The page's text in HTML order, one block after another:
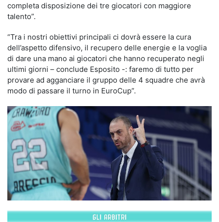
completa disposizione dei tre giocatori con maggiore
talento”.
“Tra i nostri obiettivi principali ci dovrà essere la cura
dell’aspetto difensivo, il recupero delle energie e la voglia
di dare una mano ai giocatori che hanno recuperato negli
ultimi giorni – conclude Esposito -: faremo di tutto per
provare ad agganciare il gruppo delle 4 squadre che avrà
modo di passare il turno in EuroCup”.